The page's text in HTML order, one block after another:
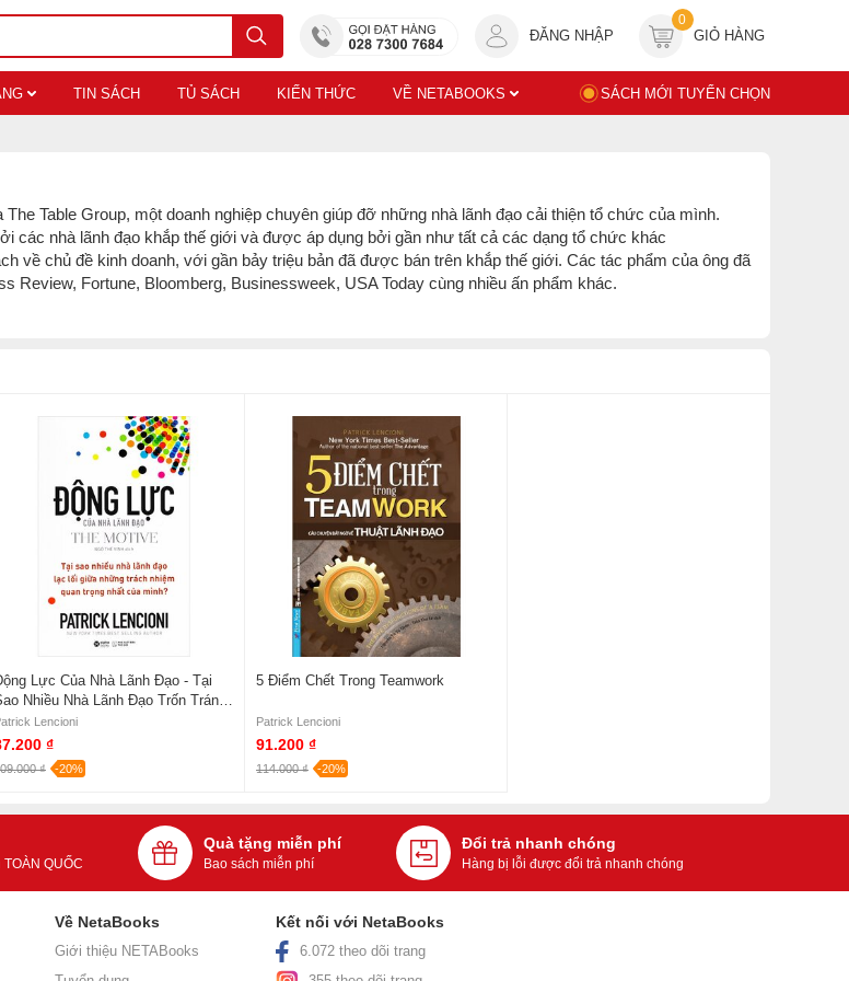
ĐĂNG NHẬP
0
GIỎ HÀNG
TIN SÁCH TỦ SÁCH KIẾN THỨC VỀ NETABOOKS SÁCH MỚI TUYỂN CHỌN
Table Group, một doanh nghiệp chuyên giúp đỡ những nhà lãnh đạo cải thiện tổ chức của mình.
các nhà lãnh đạo khắp thế giới và được áp dụng bởi gần như tất cả các dạng tổ chức khác
về chủ đề kinh doanh, với gần bảy triệu bản đã được bán trên khắp thế giới. Các tác phẩm của ông đã
Review, Fortune, Bloomberg, Businessweek, USA Today cùng nhiều ấn phẩm khác.
Lực Của Nhà Lãnh Đạo - Tại
Nhiều Nhà Lãnh Đạo Trốn Tránh
Trách Nhiệm Quan Trọng
Lencioni
₫
₫ -20%
5 Điểm Chết Trong Teamwork
Patrick Lencioni
91.200 ₫
114.000 ₫ -20%
QUỐC
Quà tặng miễn phí
Bao sách miễn phí
Đổi trả nhanh chóng
Hàng bị lỗi được đổi trả nhanh chóng
Về NetaBooks
Giới thiệu NETABooks
Kết nối với NetaBooks
6.072 theo dõi trang